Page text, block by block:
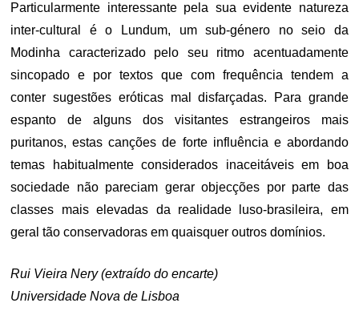
Particularmente interessante pela sua evidente natureza
inter-cultural é o Lundum, um sub-género no seio da
Modinha caracterizado pelo seu ritmo acentuadamente
sincopado e por textos que com frequência tendem a
conter sugestões eróticas mal disfarçadas. Para grande
espanto de alguns dos visitantes estrangeiros mais
puritanos, estas canções de forte influência e abordando
temas habitualmente considerados inaceitáveis em boa
sociedade não pareciam gerar objecções por parte das
classes mais elevadas da realidade luso-brasileira, em
geral tão conservadoras em quaisquer outros domínios.
Rui Vieira Nery (extraído do encarte)
Universidade Nova de Lisboa